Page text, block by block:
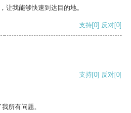
让我能够快速到达目的地。
支持[0] 反对[0]
支持[0] 反对[0]
所有问题。